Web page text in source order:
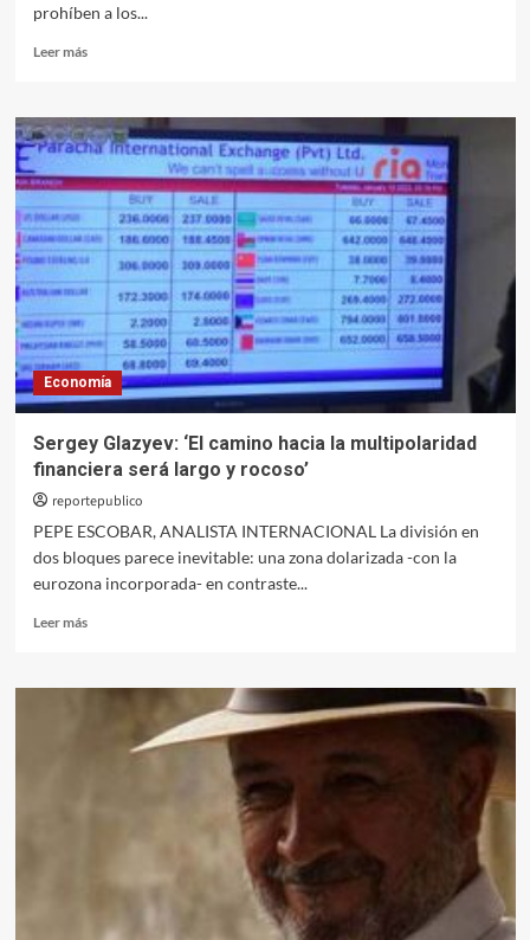
prohíben a los...
Leer másLeer
Verdaderas
razones
de
la
histeria
acerca
de
TikTok
Economía
Sergey Glazyev: ‘El camino hacia la multipolaridad
financiera será largo y rocoso’
reportepublico
PEPE ESCOBAR, ANALISTA INTERNACIONAL La división en
dos bloques parece inevitable: una zona dolarizada -con la
eurozona incorporada- en contraste...
Leer másLeer
Sergey
camino
financiera
rocoso’